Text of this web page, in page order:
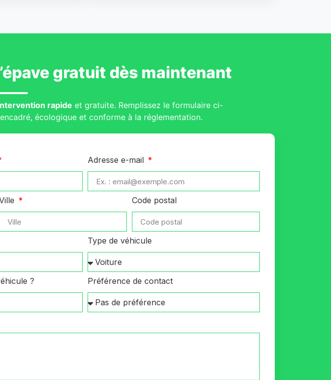
gratuit dès maintenant
rapide et gratuite. Remplissez le formulaire ci-
écologique et conforme à la réglementation.
Adresse e-mail
Code postal
Type de véhicule
? Préférence de contact